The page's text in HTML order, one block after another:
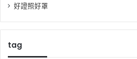
好證照好罩
tag